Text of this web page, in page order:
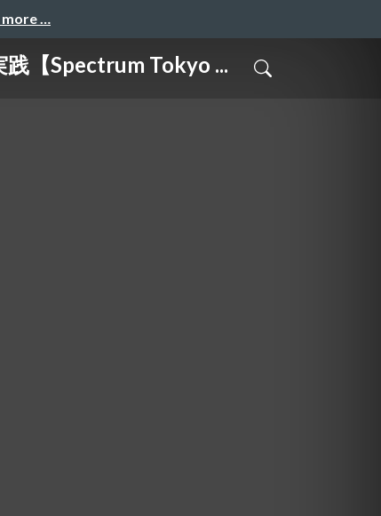
more …
【Spectrum Tokyo ...